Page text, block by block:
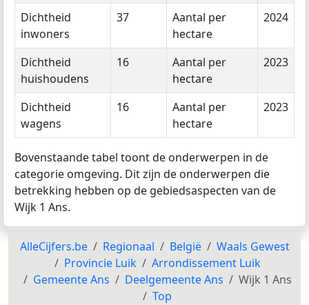
Dichtheid
inwoners
37
Aantal per
hectare
2024
Dichtheid
huishoudens
16
Aantal per
hectare
2023
Dichtheid
wagens
16
Aantal per
hectare
2023
Bovenstaande tabel toont de onderwerpen in de
categorie omgeving. Dit zijn de onderwerpen die
betrekking hebben op de gebiedsaspecten van de
Wijk 1 Ans.
AlleCijfers.be Regionaal België
Waals Gewest
Provincie Luik
Arrondissement Luik
Gemeente Ans
Deelgemeente Ans
Wijk 1 Ans
Top